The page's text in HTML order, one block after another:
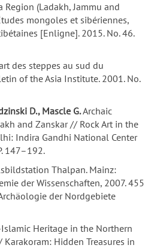
Region (Ladakh, Jammu and
mongoles et sibériennes,
[Enligne]. 2015. No. 46.
des steppes au sud du
of the Asia Institute. 2001. No.
D., Mascle G.Archaic
and Zanskar // Rock Art in the
Indira Gandhi National Center
147–192.
Thalpan. Mainz:
der Wissenschaften, 2007. 455
der Nordgebiete
Heritage in the Northern
Karakoram: Hidden Treasures in